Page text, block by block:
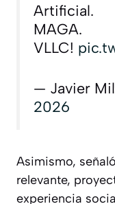
Artificial.
MAGA.
VLLC!
— Javier
2026
Asimismo,
relevante,
experiencia